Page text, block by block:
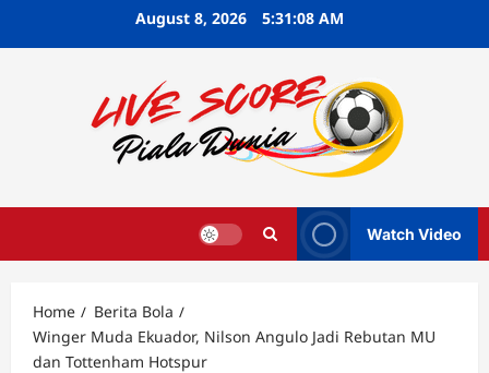
August 8, 2026 5:31:10 AM
Watch Video
Home
Berita Bola
Winger Muda Ekuador, Nilson Angulo Jadi Rebutan MU
dan Tottenham Hotspur